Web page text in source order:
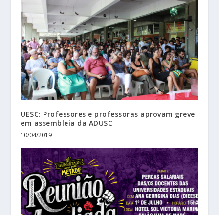
UESC: Professores e professoras aprovam greve
em assembleia da ADUSC
10/04/2019